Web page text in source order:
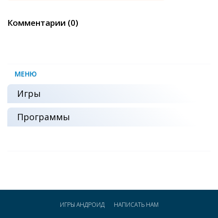
Комментарии (0)
МЕНЮ
Игры
Программы
ИГРЫ АНДРОИД НАПИСАТЬ НАМ